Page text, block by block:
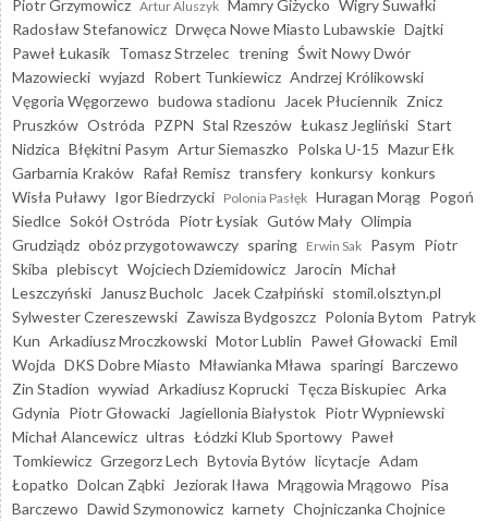
Piotr Grzymowicz Artur Aluszyk Mamry Giżycko Wigry Suwałki
Radosław Stefanowicz Drwęca Nowe Miasto Lubawskie Dajtki
Paweł Łukasik Tomasz Strzelec trening Świt Nowy Dwór
Mazowiecki wyjazd Robert Tunkiewicz Andrzej Królikowski
Vęgoria Węgorzewo budowa stadionu Jacek Płuciennik Znicz
Pruszków Ostróda PZPN Stal Rzeszów Łukasz Jegliński Start
Nidzica Błękitni Pasym Artur Siemaszko Polska U-15 Mazur Ełk
Garbarnia Kraków Rafał Remisz transfery konkursy konkurs
Wisła Puławy Igor Biedrzycki Polonia Pasłęk Huragan Morąg Pogoń
Siedlce Sokół Ostróda Piotr Łysiak Gutów Mały Olimpia
Grudziądz obóz przygotowawczy sparing Erwin Sak Pasym Piotr
Skiba plebiscyt Wojciech Dziemidowicz Jarocin Michał
Leszczyński
Janusz Bucholc Jacek Czałpiński stomil.olsztyn.pl
Sylwester Czereszewski Zawisza Bydgoszcz Polonia Bytom Patryk
Kun Arkadiusz Mroczkowski Motor Lublin Paweł Głowacki Emil
Wojda DKS Dobre Miasto Mławianka Mława sparingi Barczewo
Zin Stadion wywiad Arkadiusz Koprucki Tęcza Biskupiec Arka
Gdynia Piotr Głowacki Jagiellonia Białystok Piotr Wypniewski
Michał Alancewicz ultras Łódzki Klub Sportowy Paweł
Tomkiewicz Grzegorz Lech Bytovia Bytów licytacje Adam
Łopatko Dolcan Ząbki Jeziorak Iława Mrągowia Mrągowo Pisa
Barczewo Dawid Szymonowicz karnety Chojniczanka Chojnice